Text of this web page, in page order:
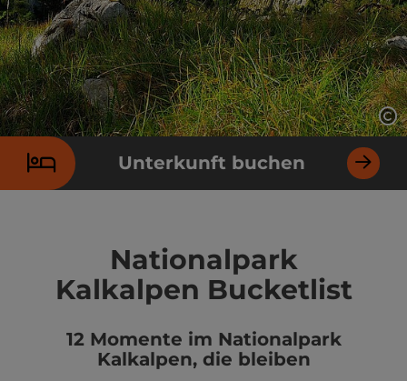
Unterkunft buchen
Nationalpark
Kalkalpen Bucketlist
12 Momente im Nationalpark
Kalkalpen, die bleiben